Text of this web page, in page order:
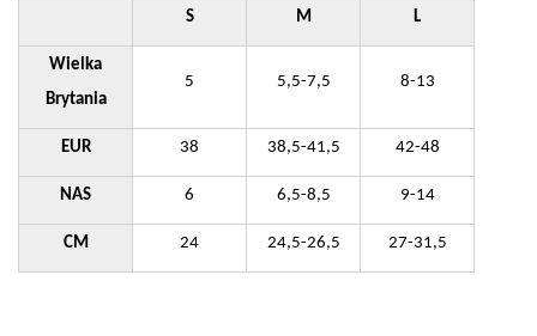
S M L
Wielka
Brytania
5 5,5-7,5 8-13
EUR 38 38,5-41,5 42-48
NAS 6 6,5-8,5 9-14
CM 24 24,5-26,5 27-31,5